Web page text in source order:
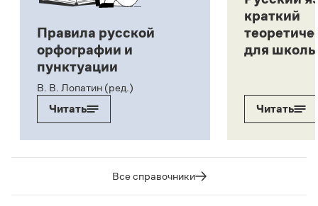
Правила русской
орфографии и
пунктуации
В. В. Лопатин (ред.)
Читать
краткий
для
Читать
Все справочники